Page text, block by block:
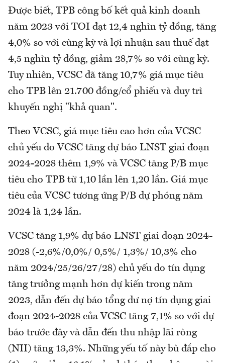
Được biết, TPB công bố kết quả kinh doanh
năm 2023 với TOI đạt 12,4 nghìn tỷ đồng, tăng
4,0% so với cùng kỳ và lợi nhuận sau thuế đạt
4,5 nghìn tỷ đồng, giảm 28,7% so với cùng kỳ.
Tuy nhiên, VCSC đã tăng 10,7% giá mục tiêu
cho TPB lên 21.700 đồng/cổ phiếu và duy trì
khuyến nghị "khả quan".
Theo VCSC, giá mục tiêu cao hơn của VCSC
chủ yếu do VCSC tăng dự báo LNST giai đoạn
2024-2028 thêm 1,9% và VCSC tăng P/B mục
tiêu cho TPB từ 1,10 lần lên 1,20 lần. Giá mục
tiêu của VCSC tương ứng P/B dự phóng năm
2024 là 1,24 lần.
VCSC tăng 1,9% dự báo LNST giai đoạn 2024-
2028 (-2,6%/0,0%/ 0,5%/ 1,3%/ 10,3% cho
năm 2024/25/26/27/28) chủ yếu do tín dụng
tăng trưởng mạnh hơn dự kiến trong năm
2023, dẫn đến dự báo tổng dư nợ tín dụng giai
đoạn 2024-2028 của VCSC tăng 7,1% so với dự
báo trước đây và dẫn đến thu nhập lãi ròng
(NII) tăng 13,3%. Những yếu tố này bù đắp cho